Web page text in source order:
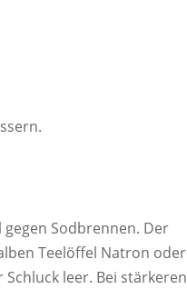
Sodbrennen. Der
Teelöffel Natron oder
leer. Bei stärkeren